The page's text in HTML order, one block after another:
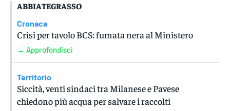
ABBIATEGRASSO
Cronaca
Crisi per tavolo BCS: fumata nera al Ministero
→ Approfondisci
Territorio
Siccità, venti sindaci tra Milanese e Pavese
chiedono più acqua per salvare i raccolti